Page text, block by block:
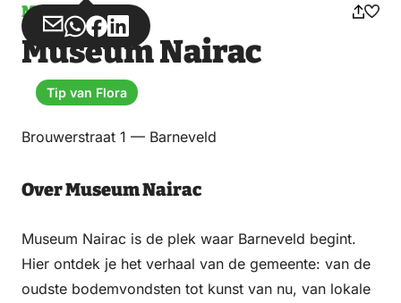
Museum
Deel
via
Email
Deel
via
WhatsApp
Deel
op
Facebook
Deel
op
LinkedIn
Museum Nairac
Tip van Flora
Brouwerstraat 1 — Barneveld
Over Museum Nairac
Museum Nairac is de plek waar Barneveld begint.
Hier ontdek je het verhaal van de gemeente: van de
oudste bodemvondsten tot kunst van nu, van lokale